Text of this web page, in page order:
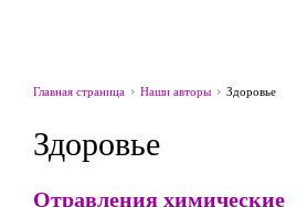
Главная страница Наши авторы Здоровье
Здоровье
Отравления химические